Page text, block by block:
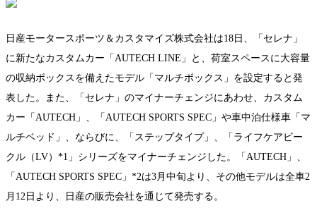
日産モータースポーツ＆カスタマイズ株式会社は18日、「セレナ」
に新たなカスタムカー「AUTECH LINE」と、荷室スペースに大容量
の収納ボックスを備えたモデル「マルチボックス」を設定すると発
表した。また、「セレナ」のマイナーチェンジにあわせ、カスタム
カー「AUTECH」、「AUTECH SPORTS SPEC」や車中泊仕様車「マ
ルチベッド」、ならびに、「ステップタイプ」、「ライフケアビー
クル（LV）*1」シリーズをマイナーチェンジした。「AUTECH」、
「AUTECH SPORTS SPEC」*2は3月中旬より、その他モデルは全車2
月12日より、日産の販売会社を通じて発売する。